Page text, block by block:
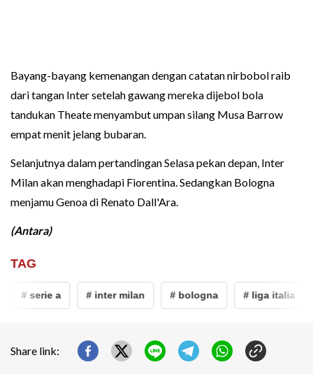
Bayang-bayang kemenangan dengan catatan nirbobol raib
dari tangan Inter setelah gawang mereka dijebol bola
tandukan Theate menyambut umpan silang Musa Barrow
empat menit jelang bubaran.
Selanjutnya dalam pertandingan Selasa pekan depan, Inter
Milan akan menghadapi Fiorentina. Sedangkan Bologna
menjamu Genoa di Renato Dall'Ara.
(Antara)
TAG
# serie a # inter milan # bologna # liga italia
Share link: